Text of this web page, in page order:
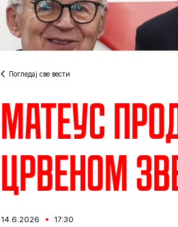
Погледај све вести
Матеус
Црвеном
14.6.2026 17:30